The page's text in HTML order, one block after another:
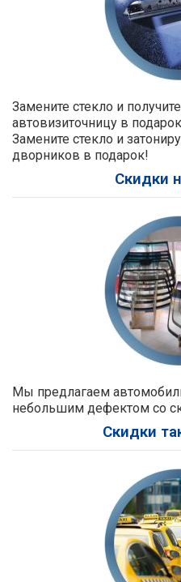
Замените стекло и
автовизиточницу в
Замените стекло и
дворников в подарок!
Скидки
Мы предлагаем
небольшим дефектом со
Скидки